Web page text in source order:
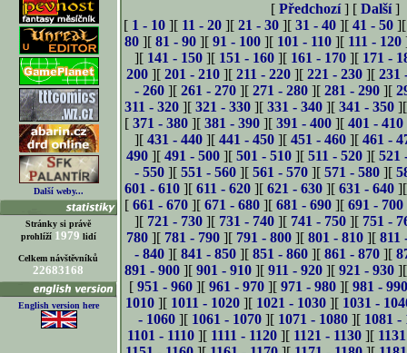
Další weby...
Stránky si právě
prohlíží 1979 lidí
Celkem návštěvníků
22683168
English version here
[ Předchozí] [ Další]
[ 1 - 10 ][ 11 - 20 ][ 21 - 30 ][ 31 - 40 ][ 41 - 50
80 ][81 - 90 ][91 - 100 ][ 101 - 110 ][ 111 - 120
][ 141 - 150 ][ 151 - 160 ][ 161 - 170 ][ 171 -
200 ][ 201 - 210 ][ 211 - 220 ][ 221 - 230 ][ 231
- 260 ][ 261 - 270 ][ 271 - 280 ][ 281 - 290 ][
311 - 320 ][ 321 - 330 ][ 331 - 340 ][ 341 - 350
[ 371 - 380 ][ 381 - 390 ][ 391 - 400 ][ 401 - 410
][ 431 - 440 ][ 441 - 450 ][ 451 - 460 ][ 461 -
490 ][ 491 - 500 ][ 501 - 510 ][ 511 - 520 ][ 521
- 550 ][ 551 - 560 ][ 561 - 570 ][ 571 - 580 ][
601 - 610 ][ 611 - 620 ][ 621 - 630 ][ 631 - 640
[ 661 - 670 ][ 671 - 680 ][ 681 - 690 ][ 691 - 700
][ 721 - 730 ][ 731 - 740 ][ 741 - 750 ][ 751 -
780 ][ 781 - 790 ][ 791 - 800 ][ 801 - 810 ][ 811
- 840 ][ 841 - 850 ][ 851 - 860 ][ 861 - 870 ][
891 - 900 ][ 901 - 910 ][ 911 - 920 ][ 921 - 930
[951 - 960 ][961 - 970 ][971 - 980 ][981 -
1010 ][ 1011 - 1020 ][ 1021 - 1030 ][ 1031 -
- 1060 ][ 1061 - 1070 ][ 1071 - 1080 ][ 1081 -
1101 - 1110 ][ 1111 - 1120 ][ 1121 - 1130 ][